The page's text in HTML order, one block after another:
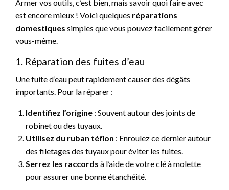
Armer vos outils, c’est bien, mais savoir quoi faire avec
est encore mieux ! Voici quelques réparations
domestiques simples que vous pouvez facilement gérer
vous-même.
1. Réparation des fuites d’eau
Une fuite d’eau peut rapidement causer des dégâts
importants. Pour la réparer :
Identifiez l’origine : Souvent autour des joints de
robinet ou des tuyaux.
Utilisez du ruban téflon : Enroulez ce dernier autour
des filetages des tuyaux pour éviter les fuites.
Serrez les raccords à l’aide de votre clé à molette
pour assurer une bonne étanchéité.